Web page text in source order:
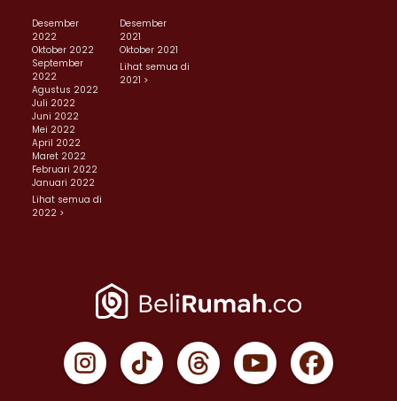
Desember
2022
Oktober 2022
September
2022
Agustus 2022
Juli 2022
Juni 2022
Mei 2022
April 2022
Maret 2022
Februari 2022
Januari 2022
Lihat semua di
2022 >
Desember
2021
Oktober 2021
Lihat semua di
2021 >